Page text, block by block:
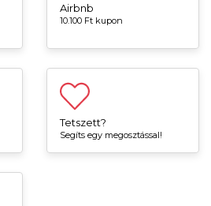
Airbnb
10.100 Ft kupon
Tetszett?
Segíts egy megosztással!